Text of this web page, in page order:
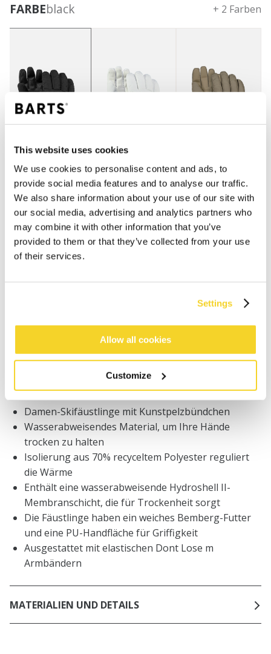
This website uses cookies
We use cookies to personalise content and ads, to
provide social media features and to analyse our traffic.
We also share information about your use of our site with
our social media, advertising and analytics partners who
may combine it with other information that you’ve
provided to them or that they’ve collected from your use
of their services.
Settings
Allow all cookies
Customize
FARBEblack + 2 Farben
IN DEN WARENKORB
Kostenlose Lieferung für Bestellungen über 50€
30 Tage Rückgaberecht
BESCHREIBUNG
Damen-Skifäustlinge mit Kunstpelzbündchen
Wasserabweisendes Material, um Ihre Hände
trocken zu halten
Isolierung aus 70% recyceltem Polyester reguliert
die Wärme
Enthält eine wasserabweisende Hydroshell II-
Membranschicht, die für Trockenheit sorgt
Die Fäustlinge haben ein weiches Bemberg-Futter
und eine PU-Handfläche für Griffigkeit
Ausgestattet mit elastischen Dont Lose m
Armbändern
MATERIALIEN UND DETAILS